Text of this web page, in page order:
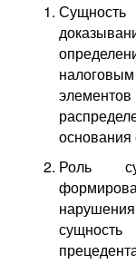
Сущность
Роль